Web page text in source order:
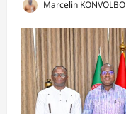
Marcelin KONVOLBO